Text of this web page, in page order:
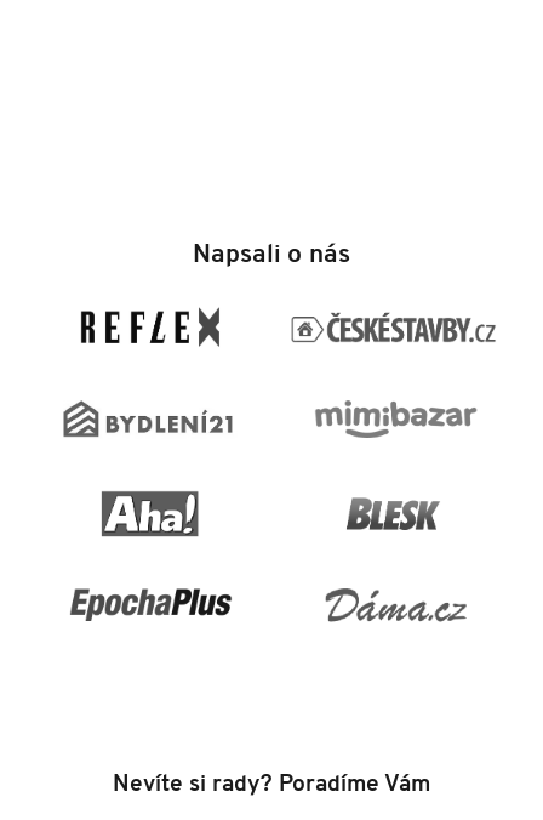
Napsali o nás
Nevíte si rady? Poradíme Vám